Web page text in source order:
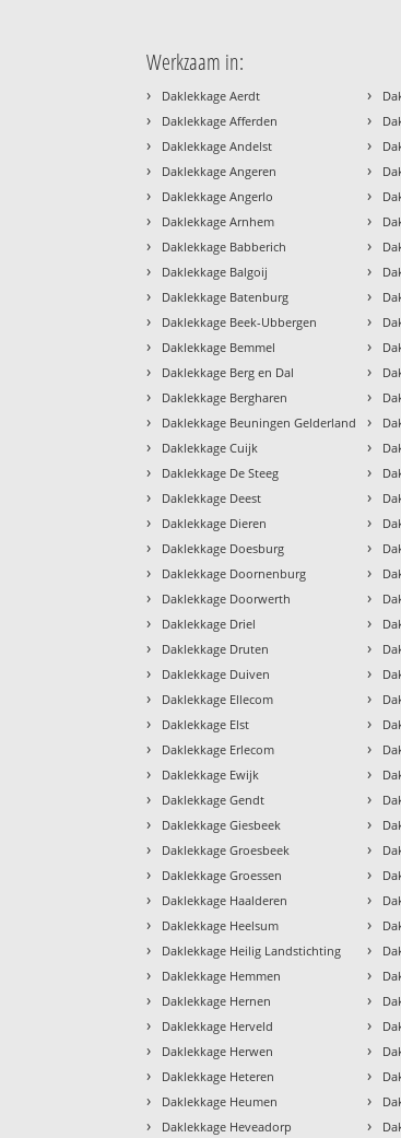
Werkzaam in:
› Daklekkage Aerdt
› Daklekkage Afferden
› Daklekkage Andelst
› Daklekkage Angeren
› Daklekkage Angerlo
› Daklekkage Arnhem
› Daklekkage Babberich
› Daklekkage Balgoij
› Daklekkage Batenburg
› Daklekkage Beek-Ubbergen
› Daklekkage Bemmel
› Daklekkage Berg en Dal
› Daklekkage Bergharen
› Daklekkage Beuningen Gelderland
› Daklekkage Cuijk
› Daklekkage De Steeg
› Daklekkage Deest
› Daklekkage Dieren
› Daklekkage Doesburg
› Daklekkage Doornenburg
› Daklekkage Doorwerth
› Daklekkage Driel
› Daklekkage Druten
› Daklekkage Duiven
› Daklekkage Ellecom
› Daklekkage Elst
› Daklekkage Erlecom
› Daklekkage Ewijk
› Daklekkage Gendt
› Daklekkage Giesbeek
› Daklekkage Groesbeek
› Daklekkage Groessen
› Daklekkage Haalderen
› Daklekkage Heelsum
› Daklekkage Heilig Landstichting
› Daklekkage Hemmen
› Daklekkage Hernen
› Daklekkage Herveld
› Daklekkage Herwen
› Daklekkage Heteren
› Daklekkage Heumen
› Daklekkage Heveadorp
›
›
›
›
›
›
›
›
›
›
›
›
›
›
›
›
›
›
›
›
›
›
›
›
›
›
›
›
›
›
›
›
›
›
›
›
›
›
›
›
›
›